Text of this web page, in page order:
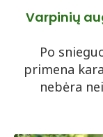
Varpinių
Po
primena
nebėra